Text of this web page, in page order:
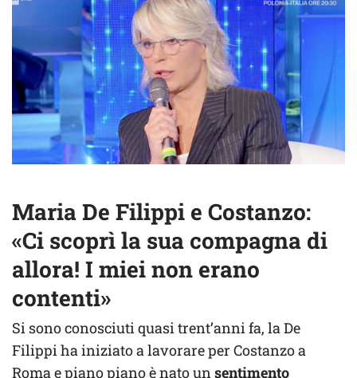
Maria De Filippi e Costanzo:
«Ci scoprì la sua compagna di
allora! I miei non erano
contenti»
Si sono conosciuti quasi trent’anni fa, la De
Filippi ha iniziato a lavorare per Costanzo a
Roma e piano piano è nato unsentimento